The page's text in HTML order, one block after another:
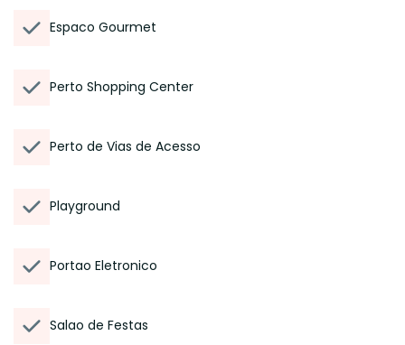
Espaco Gourmet
Perto Shopping Center
Perto de Vias de Acesso
Playground
Portao Eletronico
Salao de Festas